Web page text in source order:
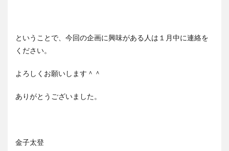
ということで、今回の企画に興味がある人は１月中に連絡を
ください。
よろしくお願いします＾＾
ありがとうございました。
金子太登